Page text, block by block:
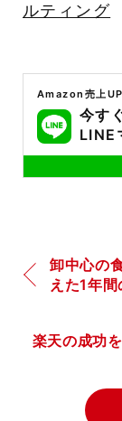
ルティング
Amazon売上UP
今す
LINE
卸中心の
えた1年
楽天の成功